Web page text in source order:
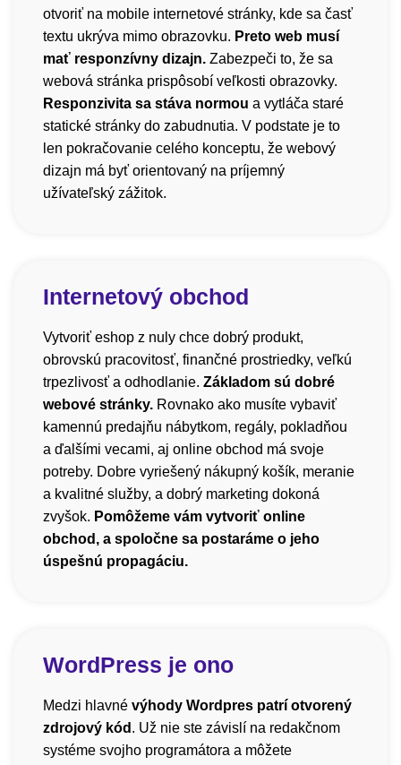
otvoriť na mobile internetové stránky, kde sa časť
textu ukrýva mimo obrazovku. Preto web musí
mať responzívny dizajn. Zabezpeči to, že sa
webová stránka prispôsobí veľkosti obrazovky.
Responzivita sa stáva normou a vytláča staré
statické stránky do zabudnutia. V podstate je to
len pokračovanie celého konceptu, že webový
dizajn má byť orientovaný na príjemný
užívateľský zážitok.
Internetový obchod
Vytvoriť eshop z nuly chce dobrý produkt,
obrovskú pracovitosť, finančné prostriedky, veľkú
trpezlivosť a odhodlanie. Základom sú dobré
webové stránky. Rovnako ako musíte vybaviť
kamennú predajňu nábytkom, regály, pokladňou
a ďalšími vecami, aj online obchod má svoje
potreby. Dobre vyriešený nákupný košík, meranie
a kvalitné služby, a dobrý marketing dokoná
zvyšok. Pomôžeme vám vytvoriť online
obchod, a spoločne sa postaráme o jeho
úspešnú propagáciu.
WordPress je ono
Medzi hlavné výhody Wordpres patrí otvorený
zdrojový kód . Už nie ste závislí na redakčnom
systéme svojho programátora a môžete